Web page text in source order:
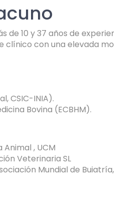
de 10 y 37 años de
clínico con una elevada
CSIC-INIA).
Bovina (ECBHM).
Animal , UCM
Veterinaria SL
Mundial de